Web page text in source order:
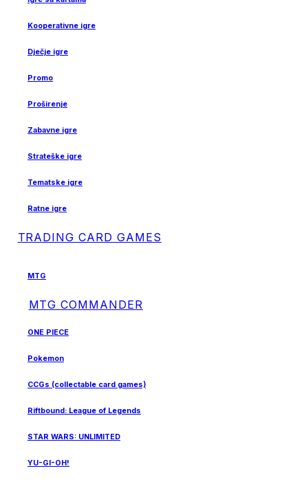
Kooperativne igre
Dječje igre
Promo
Proširenje
Zabavne igre
Strateške igre
Tematske igre
Ratne igre
TRADING CARD GAMES
MTG
MTG COMMANDER
ONE PIECE
Pokemon
CCGs (collectable card games)
Riftbound: League of Legends
STAR WARS: UNLIMITED
YU-GI-OH!